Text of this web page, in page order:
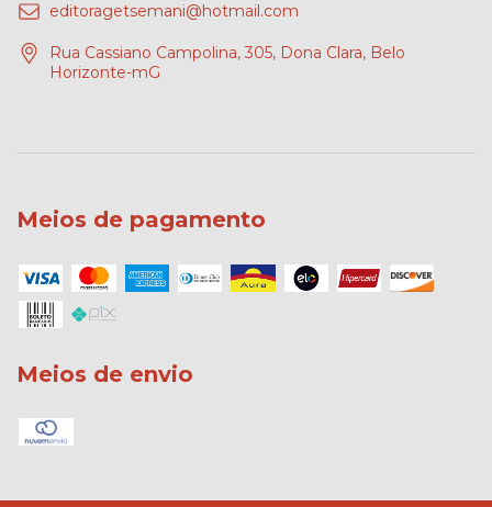
editoragetsemani@hotmail.com
Rua Cassiano Campolina, 305, Dona Clara, Belo
Horizonte-mG
Meios de pagamento
Meios de envio